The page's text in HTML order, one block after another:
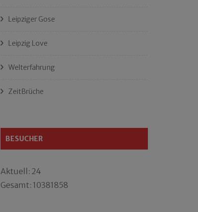
Leipziger Gose
Leipzig Love
Welterfahrung
ZeitBrüche
BESUCHER
Aktuell: 24
Gesamt: 10381858